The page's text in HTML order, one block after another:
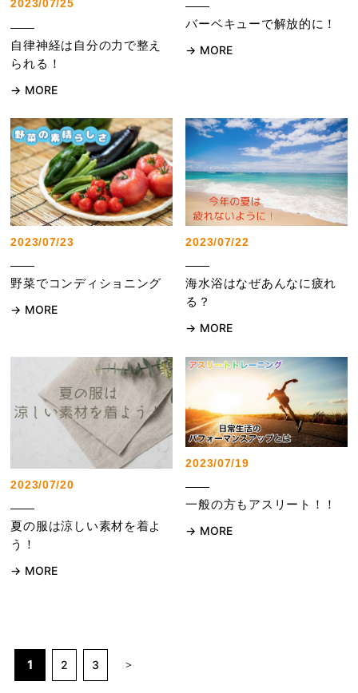
2023/07/25
自律神経は自分の力で整え
られる！
MORE
バーベキューで解放的に！
MORE
2023/07/23
野菜でコンディショニング
MORE
2023/07/22
海水浴はなぜあんなに疲れ
る？
MORE
2023/07/20
夏の服は涼しい素材を着よ
う！
MORE
2023/07/19
一般の方もアスリート！！
MORE
1 2 3